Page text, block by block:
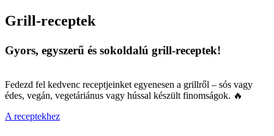
Grill-receptek
Gyors, egyszerű és sokoldalú grill-receptek!
Fedezd fel kedvenc receptjeinket egyenesen a grillről – sós vagy
édes, vegán, vegetáriánus vagy hússal készült finomságok. 🔥
A receptekhez